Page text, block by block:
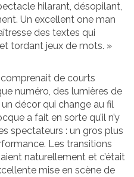
hilarant, désopilant,
Un excellent one man
des textes qui
tordant jeux de mots. »
de courts
numéro, des lumières de
décor qui change au fil
a fait en sorte qu’il n’y
spectateurs : un gros plus
Les transitions
naturellement et c’était
mise en scène de